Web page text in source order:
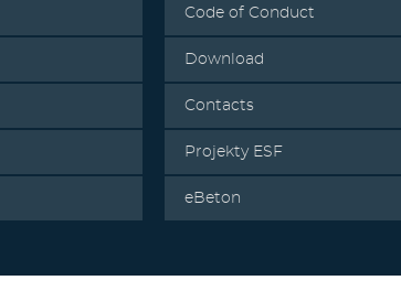
Code of Conduct
Download
Contacts
Projekty ESF
eBeton